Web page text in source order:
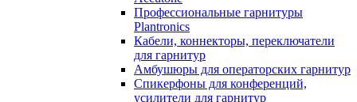
Профессиональные гарнитуры
Plantronics
Кабели, коннекторы, переключатели
для гарнитур
Амбушюры для операторских гарнитур
Cпикерфоны для конференций,
усилители для гарнитур